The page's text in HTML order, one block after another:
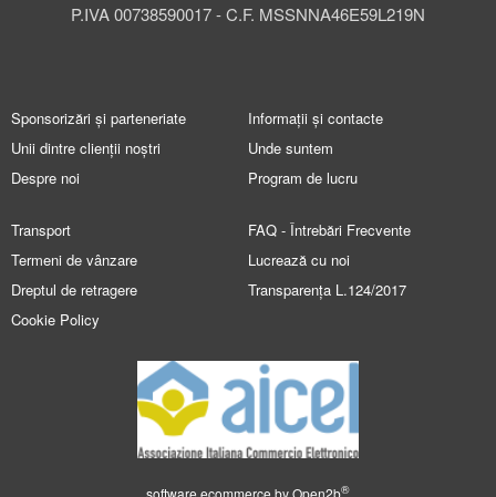
P.IVA 00738590017 - C.F. MSSNNA46E59L219N
Sponsorizări și parteneriate
Unii dintre clienții noștri
Despre noi
Informații și contacte
Unde suntem
Program de lucru
Transport
Termeni de vânzare
Dreptul de retragere
Cookie Policy
FAQ - Întrebări Frecvente
Lucrează cu noi
Transparența L.124/2017
®